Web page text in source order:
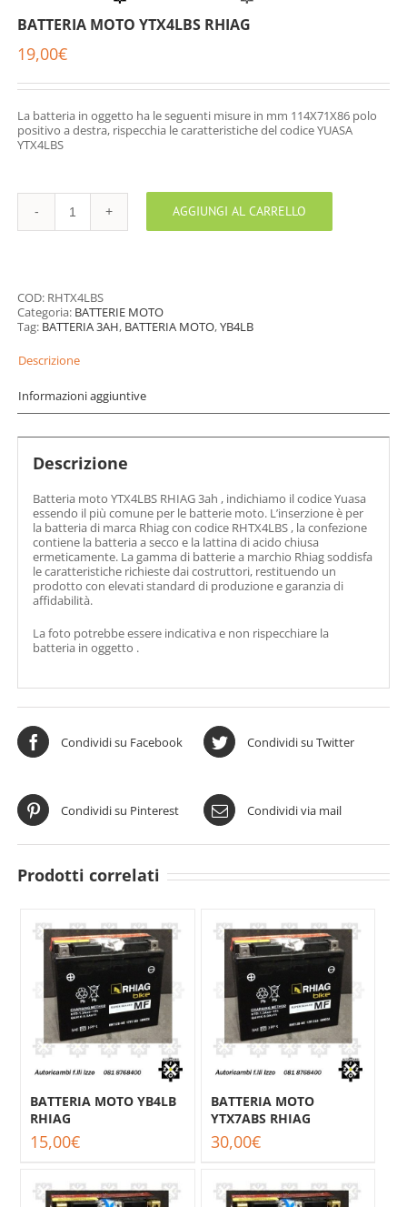
BATTERIA MOTO YTX4LBS RHIAG
19,00€
La batteria in oggetto ha le seguenti misure in mm 114X71X86 polo
positivo a destra, rispecchia le caratteristiche del codice YUASA
YTX4LBS
BATTERIA
MOTO
AGGIUNGI AL CARRELLO
COD: RHTX4LBS
Categoria: BATTERIE MOTO
Tag: BATTERIA 3AH, BATTERIA MOTO,YB4LB
Descrizione
Informazioni aggiuntive
Descrizione
Batteria moto YTX4LBS RHIAG 3ah , indichiamo il codice Yuasa
essendo il più comune per le batterie moto. L’inserzione è per
la batteria di marca Rhiag con codice RHTX4LBS , la confezione
contiene la batteria a secco e la lattina di acido chiusa
ermeticamente. La gamma di batterie a marchio Rhiag soddisfa
le caratteristiche richieste dai costruttori, restituendo un
prodotto con elevati standard di produzione e garanzia di
affidabilità.
La foto potrebbe essere indicativa e non rispecchiare la
batteria in oggetto .
Condividi su Facebook Condividi su Twitter
Condividi su Pinterest Condividi via mail
Prodotti correlati
BATTERIA MOTO YB4LB
RHIAG
15,00€
BATTERIA MOTO
YTX7ABS RHIAG
30,00€